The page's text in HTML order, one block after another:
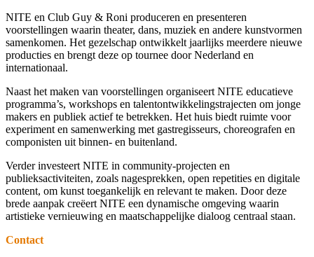
NITE en Club Guy & Roni produceren en presenteren
voorstellingen waarin theater, dans, muziek en andere kunstvormen
samenkomen. Het gezelschap ontwikkelt jaarlijks meerdere nieuwe
producties en brengt deze op tournee door Nederland en
internationaal.
Naast het maken van voorstellingen organiseert NITE educatieve
programma’s, workshops en talentontwikkelingstrajecten om jonge
makers en publiek actief te betrekken. Het huis biedt ruimte voor
experiment en samenwerking met gastregisseurs, choreografen en
componisten uit binnen- en buitenland.
Verder investeert NITE in community-projecten en
publieksactiviteiten, zoals nagesprekken, open repetities en digitale
content, om kunst toegankelijk en relevant te maken. Door deze
brede aanpak creëert NITE een dynamische omgeving waarin
artistieke vernieuwing en maatschappelijke dialoog centraal staan.
Contact